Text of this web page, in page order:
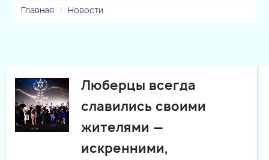
Главная Новости
Люберцы всегда
славились своими
жителями —
искренними,